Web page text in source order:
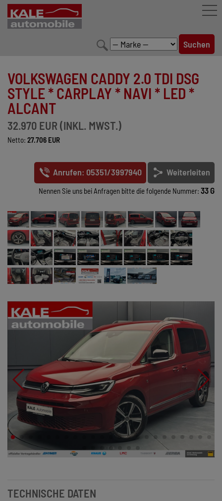
LEISTUNGEN
KONFIGURATOR
MARKENWELT
KONTAKT
VOLKSWAGEN CADDY 2.0 TDI DSG
STYLE * CARPLAY * NAVI * LED *
ALCANT
32.970 EUR (INKL. MWST.)
Netto: 27.706 EUR
Anrufen: 05351/3997940 Weiterleiten
Nennen Sie uns bei Anfragen bitte die folgende Nummer: 33 G
TECHNISCHE DATEN